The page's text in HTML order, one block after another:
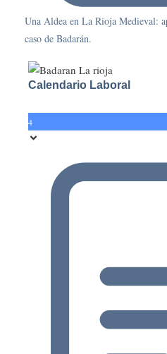
Una Aldea en La Rioja Medieval:
caso de Badarán.
Calendario Laboral
4